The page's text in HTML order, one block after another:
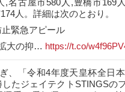
,名古屋市580人,豊橋市169
人。詳細は次のとおり。
止緊急アピール
大の抑… https://t.co/
、「令和4年度天皇杯全日
たジェイテクトSTINGSの